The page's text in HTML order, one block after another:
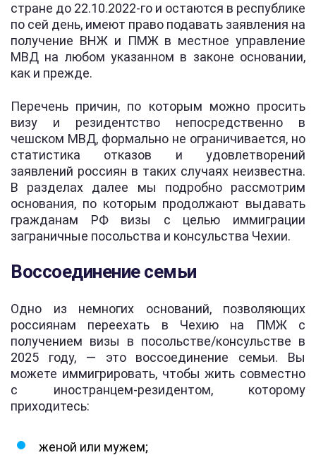
стране до 22.10.2022-го и остаются в республике
по сей день, имеют право подавать заявления на
получение ВНЖ и ПМЖ в местное управление
МВД на любом указанном в законе основании,
как и прежде.
Перечень причин, по которым можно просить
визу и резидентство непосредственно в
чешском МВД, формально не ограничивается, но
статистика отказов и удовлетворений
заявлений россиян в таких случаях неизвестна.
В разделах далее мы подробно рассмотрим
основания, по которым продолжают выдавать
гражданам РФ визы с целью иммиграции
заграничные посольства и консульства Чехии.
Воссоединение семьи
Одно из немногих оснований, позволяющих
россиянам переехать в Чехию на ПМЖ с
получением визы в посольстве/консульстве в
2025 году, — это воссоединение семьи. Вы
можете иммигрировать, чтобы жить совместно
с иностранцем-резидентом, которому
приходитесь:
женой или мужем;